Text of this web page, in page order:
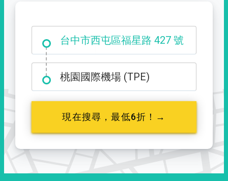
台中市西屯區福星路 427 號
桃園國際機場 (TPE)
現在搜尋，最低6折！→